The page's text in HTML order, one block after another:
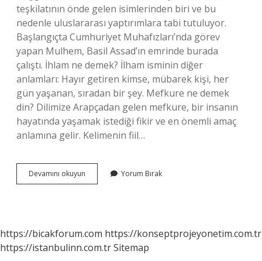
teşkilatının önde gelen isimlerinden biri ve bu
nedenle uluslararası yaptırımlara tabi tutuluyor.
Başlangıçta Cumhuriyet Muhafızları’nda görev
yapan Mulhem, Basil Assad’ın emrinde burada
çalıştı. İhlam ne demek? İlham isminin diğer
anlamları: Hayır getiren kimse, mübarek kişi, her
gün yaşanan, sıradan bir şey. Mefkure ne demek
din? Dilimize Arapçadan gelen mefkure, bir insanın
hayatında yaşamak istediği fikir ve en önemli amaç
anlamına gelir. Kelimenin fiil…
Devamını okuyun Mulhem
Nedir
Yorum Bırak
https://bicakforum.com https://konseptprojeyonetim.com.tr
https://istanbulinn.com.trSitemap